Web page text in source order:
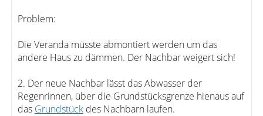
Problem:
Die Veranda müsste abmontiert werden um das
andere Haus zu dämmen. Der Nachbar weigert sich!
2. Der neue Nachbar lässt das Abwasser der
Regenrinnen, über die Grundstücksgrenze hienaus auf
das Grundstück des Nachbarn laufen.